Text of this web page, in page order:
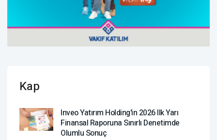
Kap
Inveo Yatırım Holding'in 2026 Ilk Yarı
Finansal Raporuna Sınırlı Denetimde
Olumlu Sonuç